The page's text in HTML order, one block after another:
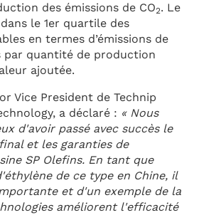
des émissions de CO2. Le
le 1er quartile des
en termes d’émissions de
par quantité de production
ajoutée.
Vice President de Technip
a déclaré : « Nous
d'avoir passé avec succès le
et les garanties de
SP Olefins. En tant que
de ce type en Chine, il
et d'un exemple de la
améliorent l'efficacité